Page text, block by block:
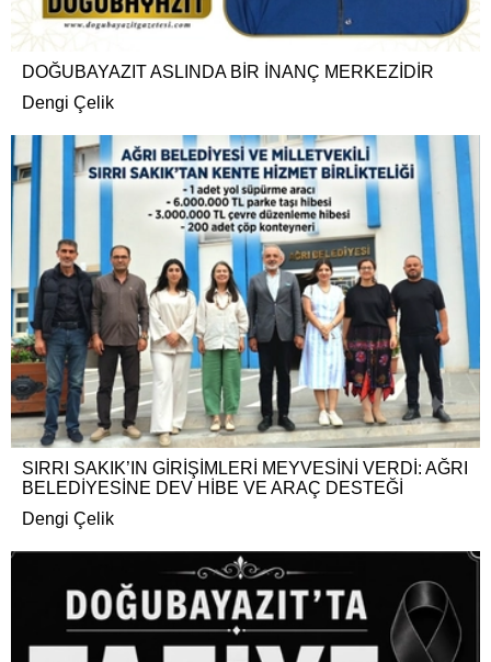
DOĞUBAYAZIT ASLINDA BİR İNANÇ MERKEZİDİR
Dengi Çelik
SIRRI SAKIK’IN GİRİŞİMLERİ MEYVESİNİ VERDİ: AĞRI
BELEDİYESİNE DEV HİBE VE ARAÇ DESTEĞİ
Dengi Çelik